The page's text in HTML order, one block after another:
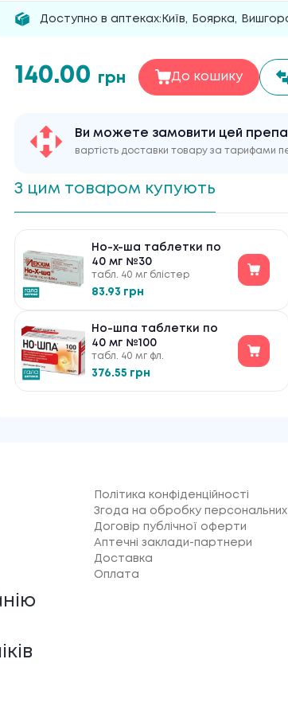
Доступно в аптеках: Київ, Боярка,
140.00 грн До кошику
Ви можете замовити цей
вартість доставки товару за тарифами
З цим товаром купують
Но-х-ша таблетки по
40 мг №30
табл. 40 мг блістер
83.93 грн
Но-шпа таблетки по
40 мг №100
табл. 40 мг фл.
376.55 грн
Політика конфіденційності
Згода на обробку
Договір публічної оферти
Аптечні заклади-партнери
Доставка
Оплата